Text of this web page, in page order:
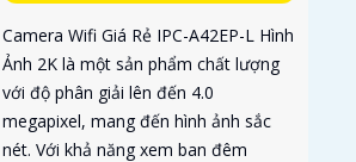
Camera Wifi Giá Rẻ IPC-A42EP-L Hình
Ảnh 2K là một sản phẩm chất lượng
với độ phân giải lên đến 4.0
megapixel, mang đến hình ảnh sắc
nét. Với khả năng xem ban đêm